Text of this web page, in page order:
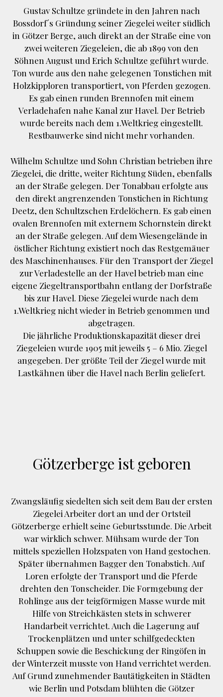
Gustav Schultze gründete in den Jahren nach
Bossdorf´s Gründung seiner Ziegelei weiter südlich
in Götzer Berge, auch direkt an der Straße eine von
zwei weiteren Ziegeleien, die ab 1899 von den
Söhnen August und Erich Schultze geführt wurde.
Ton wurde aus den nahe gelegenen Tonstichen mit
Holzkipploren transportiert, von Pferden gezogen.
Es gab einen runden Brennofen mit einem
Verladehafen nahe Kanal zur Havel. Der Betrieb
wurde bereits nach dem 1.Weltkrieg eingestellt.
Restbauwerke sind nicht mehr vorhanden.
Wilhelm Schultze und Sohn Christian betrieben ihre
Ziegelei, die dritte, weiter Richtung Süden, ebenfalls
an der Straße gelegen. Der Tonabbau erfolgte aus
den direkt angrenzenden Tonstichen in Richtung
Deetz, den Schultzschen Erdelöchern. Es gab einen
ovalen Brennofen mit externem Schornstein direkt
an der Straße gelegen. Auf dem Wiesengelände in
östlicher Richtung existiert noch das Restgemäuer
des Maschinenhauses. Für den Transport der Ziegel
zur Verladestelle an der Havel betrieb man eine
eigene Ziegeltransportbahn entlang der Dorfstraße
bis zur Havel. Diese Ziegelei wurde nach dem
1.Weltkrieg nicht wieder in Betrieb genommen und
abgetragen.
Die jährliche Produktionskapazität dieser drei
Ziegeleien wurde 1905 mit jeweils 5 – 6 Mio. Ziegel
angegeben. Der größte Teil der Ziegel wurde mit
Lastkähnen über die Havel nach Berlin geliefert.
Götzerberge ist geboren
Zwangsläufig siedelten sich seit dem Bau der ersten
Ziegelei Arbeiter dort an und der Ortsteil
Götzerberge erhielt seine Geburtsstunde. Die Arbeit
war wirklich schwer. Mühsam wurde der Ton
mittels speziellen Holzspaten von Hand gestochen.
Später übernahmen Bagger den Tonabstich. Auf
Loren erfolgte der Transport und die Pferde
drehten den Tonscheider. Die Formgebung der
Rohlinge aus der teigförmigen Masse wurde mit
Hilfe von Streichkästen stets in schwerer
Handarbeit verrichtet. Auch die Lagerung auf
Trockenplätzen und unter schilfgedeckten
Schuppen sowie die Beschickung der Ringöfen in
der Winterzeit musste von Hand verrichtet werden.
Auf Grund zunehmender Bautätigkeiten in Städten
wie Berlin und Potsdam blühten die Götzer